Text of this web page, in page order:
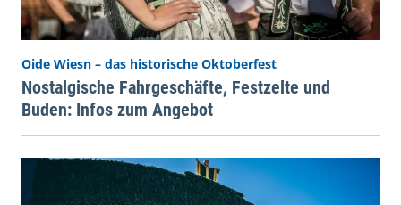
Oide Wiesn – das historische Oktoberfest
Nostalgische Fahrgeschäfte, Festzelte und
Buden: Infos zum Angebot